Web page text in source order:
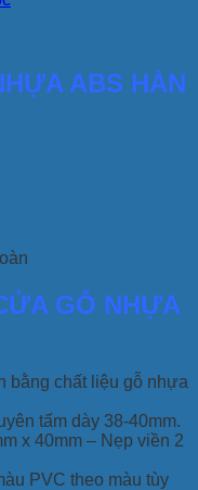
ABS HÀN
GỖ NHỰA
bằng chất liệu gỗ nhựa
tấm dày 38-40mm.
x 40mm – Nẹp viền 2
PVC theo màu tùy